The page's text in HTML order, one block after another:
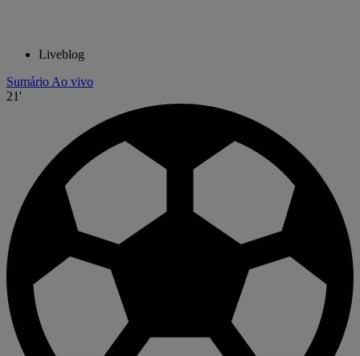
Liveblog
Sumário Ao vivo
21'